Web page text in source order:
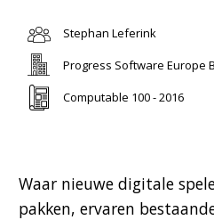
Stephan Leferink
Progress Software Europe
Computable 100 - 2016
Waar nieuwe digitale
pakken, ervaren